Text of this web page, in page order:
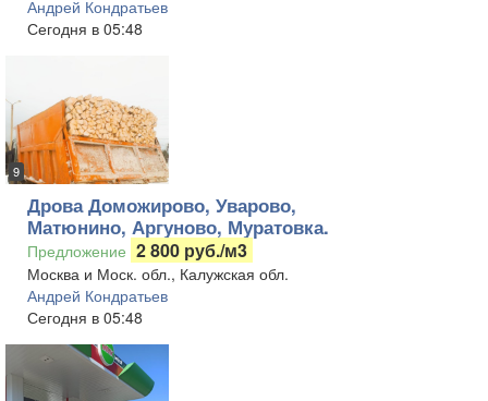
Андрей Кондратьев
Сегодня в 05:48
9
Дрова Доможирово, Уварово,
Матюнино, Аргуново, Муратовка.
Предложение 2 800 руб./м3
Москва и Моск. обл., Калужская обл.
Андрей Кондратьев
Сегодня в 05:48